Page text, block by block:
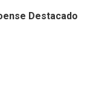
Destacado